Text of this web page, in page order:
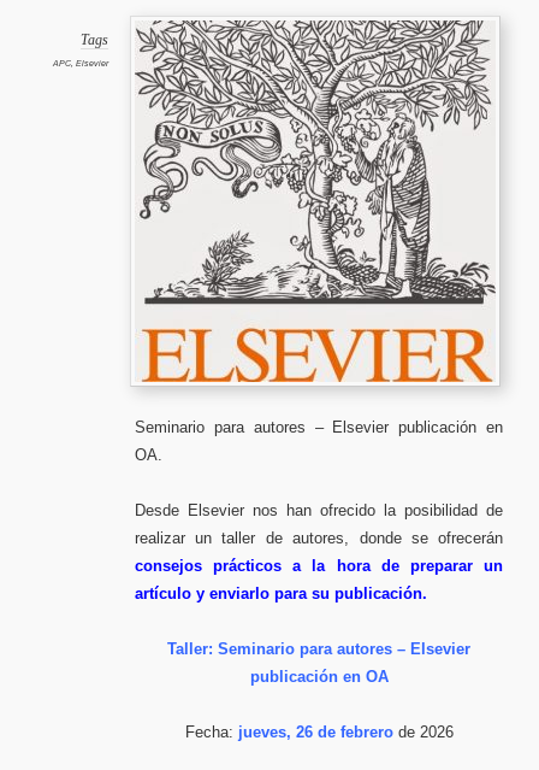
Tags
APC, Elsevier
Seminario para autores – Elsevier publicación en
OA.
Desde Elsevier nos han ofrecido la posibilidad de
realizar un taller de autores, donde se ofrecerán
consejos prácticos a la hora de preparar un
artículo y enviarlo para su publicación.
Taller: Seminario para autores – Elsevier
publicación en OA
Fecha: jueves, 26 de febrero de 2026